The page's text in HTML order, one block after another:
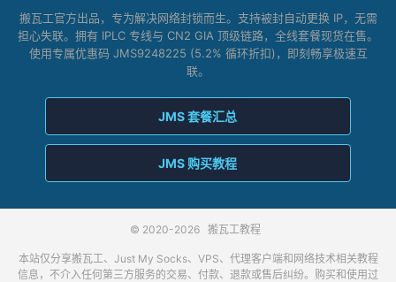
搬瓦工官方出品，专为解决网络封锁而生。支持被封自动更换 IP，无需
担心失联。拥有 IPLC 专线与 CN2 GIA 顶级链路，全线套餐现货在售。
使用专属优惠码 JMS9248225 (5.2% 循环折扣)，即刻畅享极速互
联。
JMS 套餐汇总
JMS 购买教程
© 2020-2026 搬瓦工教程
本站仅分享搬瓦工、Just My Socks、VPS、代理客户端和网络技术相关教程
信息，不介入任何第三方服务的交易、付款、退款或售后纠纷。购买和使用过